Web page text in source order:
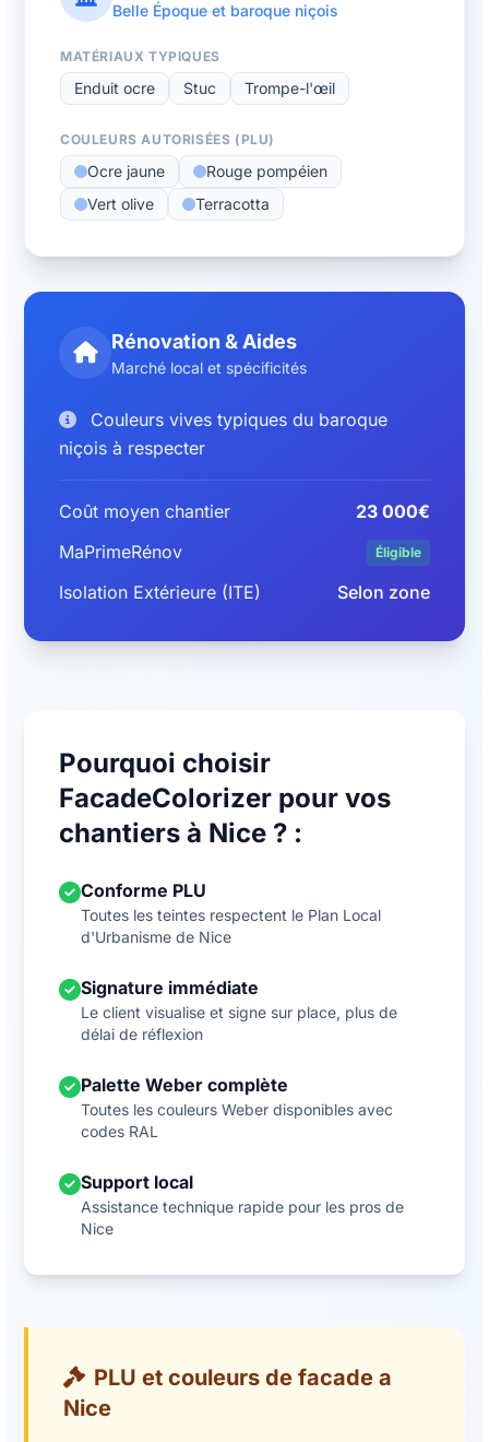
Belle Époque et baroque niçois
MATÉRIAUX TYPIQUES
Enduit ocre Stuc Trompe-l'œil
COULEURS AUTORISÉES (PLU)
Ocre jaune
Rouge pompéien
Vert olive
Terracotta
Rénovation & Aides
Marché local et spécificités
Couleurs vives typiques du baroque
niçois à respecter
Coût moyen chantier
23 000€
MaPrimeRénov
Éligible
Isolation Extérieure (ITE) Selon zone
Pourquoi choisir
FacadeColorizer pour vos
chantiers à Nice ? :
Conforme PLU
Toutes les teintes respectent le Plan Local
d'Urbanisme de Nice
Signature immédiate
Le client visualise et signe sur place, plus de
délai de réflexion
Palette Weber complète
Toutes les couleurs Weber disponibles avec
codes RAL
Support local
Assistance technique rapide pour les pros de
Nice
PLU et couleurs de facade a
Nice